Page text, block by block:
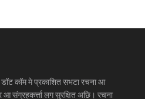
डॉट कॉम मे प्रकाशित सभटा रचना आ
आ संग्रहकर्त्ता लग सुरक्षित अछि। रचना